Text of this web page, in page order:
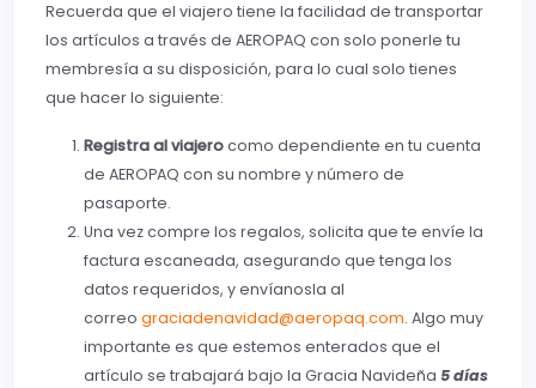
Recuerda que el viajero tiene la facilidad de transportar
los artículos a través de AEROPAQ con solo ponerle tu
membresía a su disposición, para lo cual solo tienes
que hacer lo siguiente:
Registra al viajerocomo dependiente en tu cuenta
de AEROPAQ con su nombre y número de
pasaporte.
Una vez compre los regalos, solicita que te envíe la
factura escaneada, asegurando que tenga los
datos requeridos, y envíanosla al
correo graciadenavidad@aeropaq.com. Algo muy
importante es que estemos enterados que el
artículo se trabajará bajo la Gracia Navideña 5 días